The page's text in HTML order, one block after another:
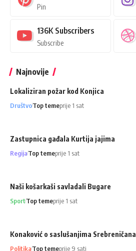
Pin
136K Subscribers
Subscribe
Najnovije
Lokaliziran požar kod Konjica
DruštvoTop temeprije 1 sat
Zastupnica gađala Kurtija jajima
RegijaTop temeprije 1 sat
Naši košarkaši savladali Bugare
SportTop temeprije 1 sat
Konaković o saslušanjima Srebreničana
PolitikaTop temeprije 9 sati